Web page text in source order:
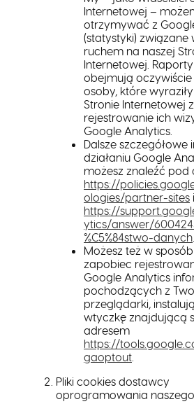
Internetowej –
otrzymywać z
(statystyki) związane
ruchem na naszej
Internetowej.
obejmują oczywiście
osoby, które
Stronie Internetowej
rejestrowanie ich
Google Analytics.
Dalsze
działaniu Google
możesz znaleźć pod
https://
ologies/partner-sites i
https://
ytics/answer/
%C5%84stwo-danych
Możesz też w sposób
zapobiec
Google Analytics
pochodzących z
przeglądarki,
wtyczkę znajdującą
adresem
https://
gaoptout
Pliki cookies dostawcy
oprogramowania